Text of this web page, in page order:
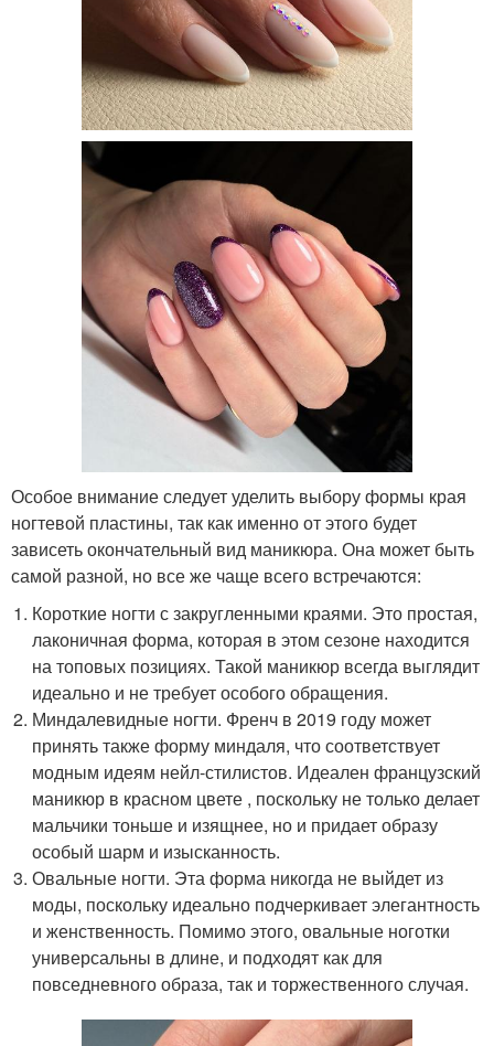
Особое внимание следует уделить выбору формы края
ногтевой пластины, так как именно от этого будет
зависеть окончательный вид маникюра. Она может быть
самой разной, но все же чаще всего встречаются:
Короткие ногти с закругленными краями. Это простая,
лаконичная форма, которая в этом сезоне находится
на топовых позициях. Такой маникюр всегда выглядит
идеально и не требует особого обращения.
Миндалевидные ногти. Френч в 2019 году может
принять также форму миндаля, что соответствует
модным идеям нейл-стилистов. Идеален французский
маникюр в красном цвете , поскольку не только делает
мальчики тоньше и изящнее, но и придает образу
особый шарм и изысканность.
Овальные ногти. Эта форма никогда не выйдет из
моды, поскольку идеально подчеркивает элегантность
и женственность. Помимо этого, овальные ноготки
универсальны в длине, и подходят как для
повседневного образа, так и торжественного случая.